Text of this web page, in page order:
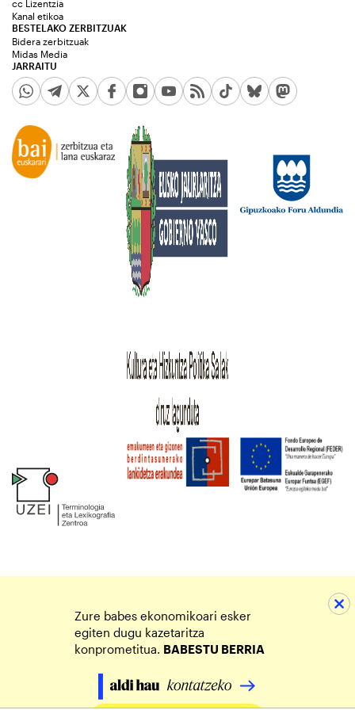
JARRAITU
cc Lizentzia
Kanal etikoa
BESTELAKO ZERBITZUAK
Bidera zerbitzuak
Midas Media
Zure babes ekonomikoari esker
egiten dugu kazetaritza
konprometitua. BABESTU BERRIA